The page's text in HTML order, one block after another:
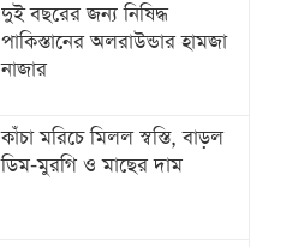
দুই বছরের জন্য নিষিদ্ধ
পাকিস্তানের অলরাউন্ডার হামজা
নাজার
কাঁচা মরিচে মিলল স্বস্তি, বাড়ল
ডিম-মুরগি ও মাছের দাম